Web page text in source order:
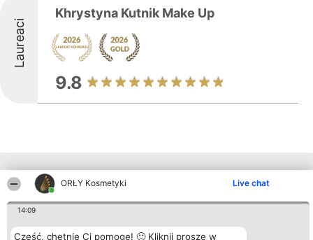
ORŁY Kosmetyki Live chat
14:09
Cześć, chętnie Ci pomogę! 🙂 Kliknij proszę w
Laureaci
Khrystyna Kutnik Make Up
9.8
Inne firmy z województwa
Bright Side Solutions sp. z o. Laureaci Articles